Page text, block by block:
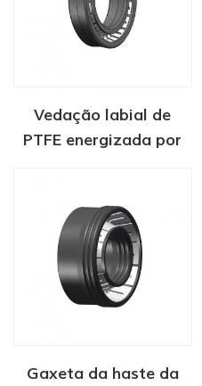
Vedação labial de
PTFE energizada por
Gaxeta da haste da